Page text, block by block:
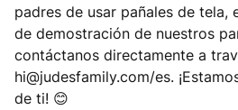
padres de usar pañales de tela,
de demostración de nuestros
contáctanos directamente a
hi@judesfamily.com/es.
de ti! 😊